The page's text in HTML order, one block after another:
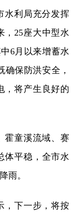
水利局充分发挥
，25座大中型水
6月以来增蓄水
确保防洪安全，
，将产生良好的
霍童溪流域、赛
体平稳，全市水
雨。
，下一步，将按